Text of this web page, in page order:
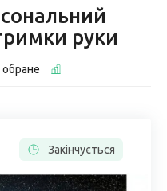
руки
обране
Закінчується